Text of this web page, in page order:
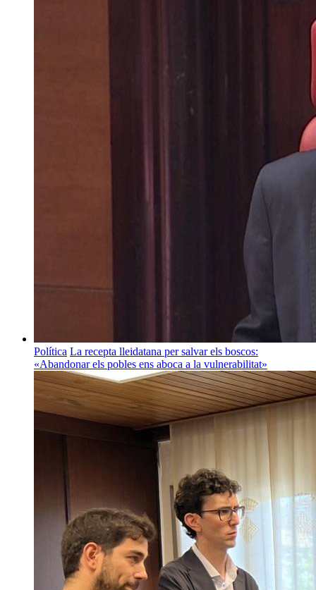
Política La recepta lleidatana per salvar els boscos:
«Abandonar els pobles ens aboca a la vulnerabilitat»